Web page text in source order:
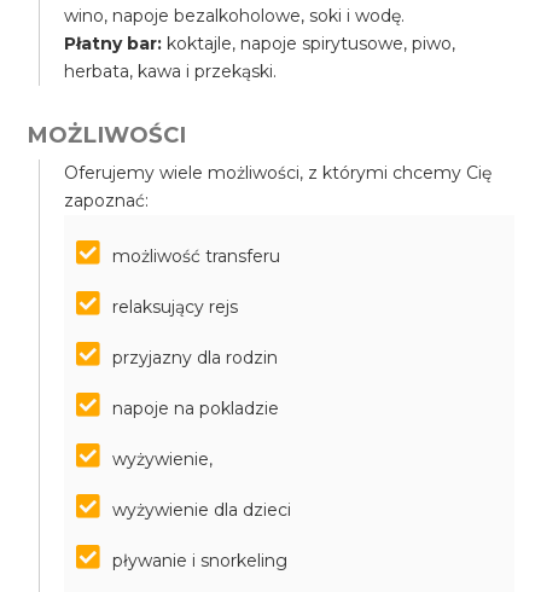
wino, napoje bezalkoholowe, soki i wodę.
Płatny bar: koktajle, napoje spirytusowe, piwo,
herbata, kawa i przekąski.
MOŻLIWOŚCI
Oferujemy wiele możliwości, z którymi chcemy Cię
zapoznać:
możliwość transferu
relaksujący rejs
przyjazny dla rodzin
napoje na pokladzie
wyżywienie,
wyżywienie dla dzieci
pływanie i snorkeling